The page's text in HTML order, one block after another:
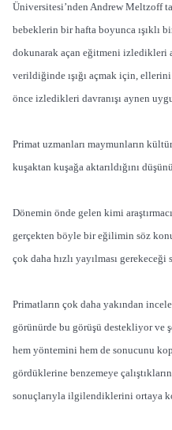
Üniversitesi’nden Andrew Meltzoff
bebeklerin bir hafta boyunca ışıklı
dokunarak açan eğitmeni izledikleri
verildiğinde ışığı açmak için,
önce izledikleri davranışı aynen
Primat uzmanları maymunların
kuşaktan kuşağa aktarıldığını
Dönemin önde gelen kimi
gerçekten böyle bir eğilimin söz
çok daha hızlı yayılması gerekeceği
Primatların çok daha yakından
görünürde bu görüşü destekliyor ve
hem yöntemini hem de sonucunu
gördüklerine benzemeye
sonuçlarıyla ilgilendiklerini ortaya